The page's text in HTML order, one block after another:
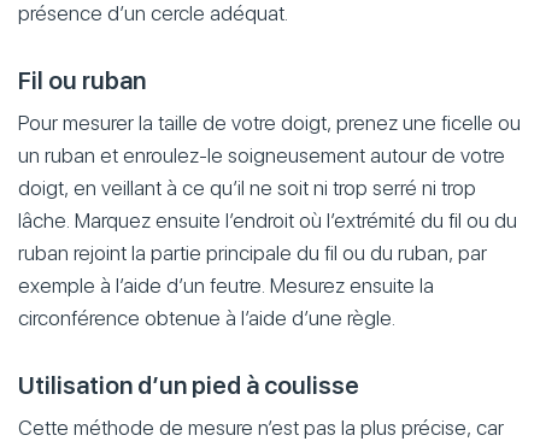
présence d’un cercle adéquat.
Fil ou ruban
Pour mesurer la taille de votre doigt, prenez une ficelle ou
un ruban et enroulez-le soigneusement autour de votre
doigt, en veillant à ce qu’il ne soit ni trop serré ni trop
lâche. Marquez ensuite l’endroit où l’extrémité du fil ou du
ruban rejoint la partie principale du fil ou du ruban, par
exemple à l’aide d’un feutre. Mesurez ensuite la
circonférence obtenue à l’aide d’une règle.
Utilisation d’un pied à coulisse
Cette méthode de mesure n’est pas la plus précise, car